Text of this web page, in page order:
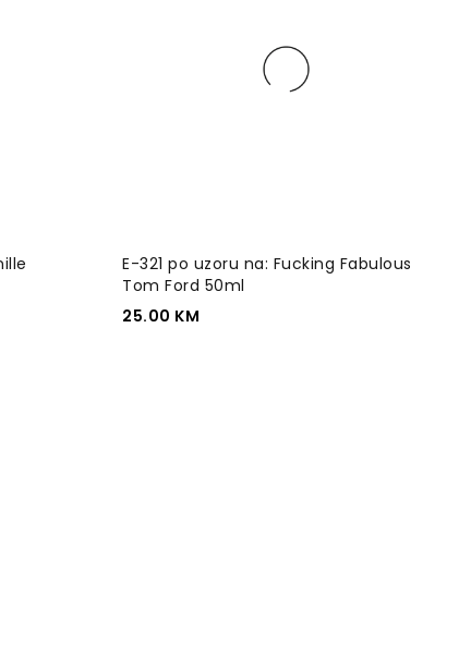
E-321 po uzoru na: Fucking Fabulous
Tom Ford 50ml
25.00 KM